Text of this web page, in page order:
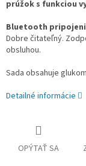
prúžok s funkciou
Bluetooth
Dobre čitateľný.
obsluhou.
Sada obsahuje
Detailné informácie
OPÝTAŤ SA